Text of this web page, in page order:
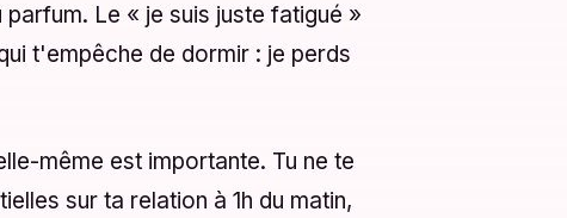
Le « je suis juste fatigué »
t'empêche de dormir : je perds
même est importante. Tu ne te
sur ta relation à 1h du matin,